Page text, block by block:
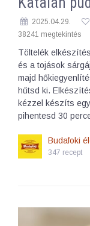
2025.04.29.
38241 megtekintés
Töltelék
és a tojások
majd
hűtsd ki.
kézzel készíts
pihentesd 30
Budafoki
347 recept